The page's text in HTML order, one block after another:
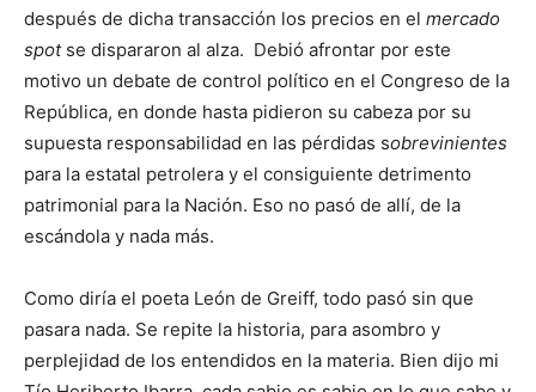
después de dicha transacción los precios en el mercado
spotse dispararon al alza. Debió afrontar por este
motivo un debate de control político en el Congreso de la
República, en donde hasta pidieron su cabeza por su
supuesta responsabilidad en las pérdidas sobrevinientes
para la estatal petrolera y el consiguiente detrimento
patrimonial para la Nación. Eso no pasó de allí, de la
escándola y nada más.
Como diría el poeta León de Greiff, todo pasó sin que
pasara nada. Se repite la historia, para asombro y
perplejidad de los entendidos en la materia. Bien dijo mi